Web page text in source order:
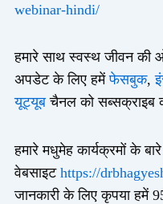
webinar-hindi/
हमारे साथ स्वस्थ जीवन की
अपडेट के लिए हमेंफेसबुक,
यूट्यूबचैनल को सब्सक्राइब
हमारे मधुमेह कार्यक्रमों के
वेबसाइट https://
जानकारी के लिए कृपया हमें